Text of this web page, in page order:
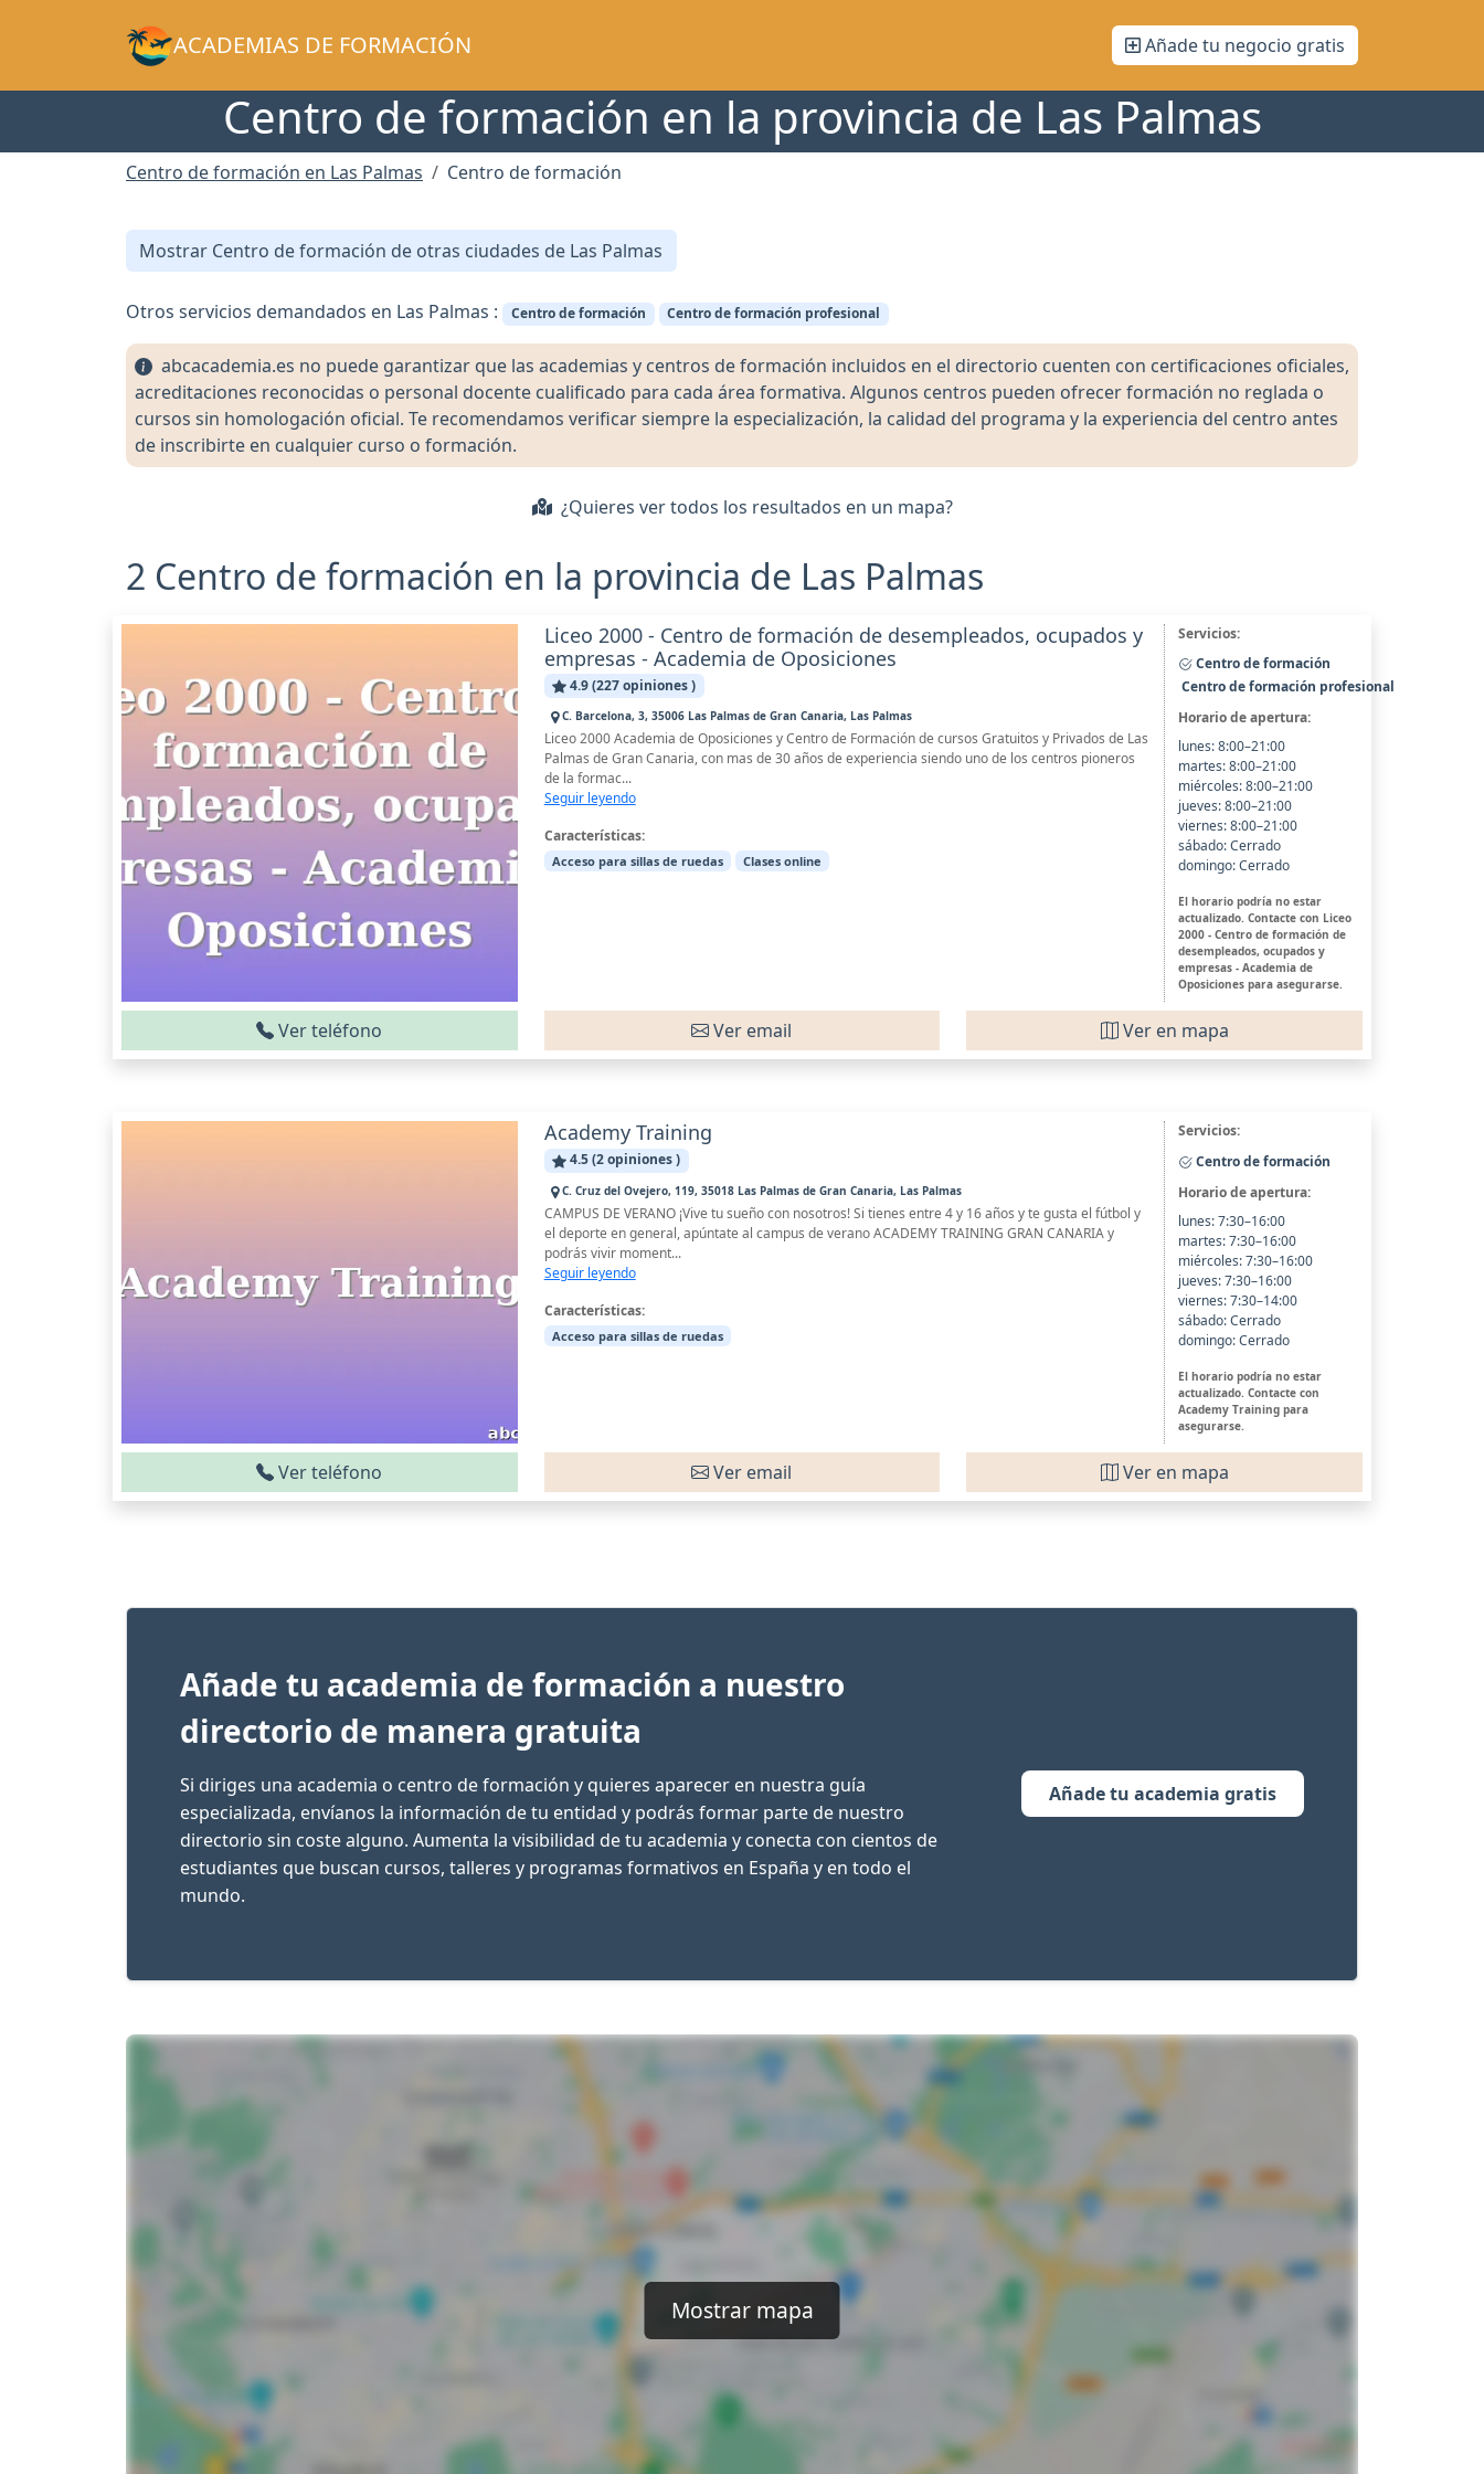
ACADEMIAS DE FORMACIÓN Añade tu negocio gratis
Centro de formación en la provincia de Las Palmas
Centro de formación en Las Palmas Centro de formación
Mostrar Centro de formación de otras ciudades de Las Palmas
Otros servicios demandados en Las Palmas : Centro de formación Centro de formación profesional
abcacademia.es no puede garantizar que las academias y centros de formación incluidos en el directorio cuenten con certificaciones oficiales,
acreditaciones reconocidas o personal docente cualificado para cada área formativa. Algunos centros pueden ofrecer formación no reglada o
cursos sin homologación oficial. Te recomendamos verificar siempre la especialización, la calidad del programa y la experiencia del centro antes
de inscribirte en cualquier curso o formación.
¿Quieres ver todos los resultados en un mapa?
2 Centro de formación en la provincia de Las Palmas
Liceo 2000 - Centro de formación de desempleados, ocupados y
empresas - Academia de Oposiciones
4.9 (227 opiniones )
C. Barcelona, 3, 35006 Las Palmas de Gran Canaria, Las Palmas
Liceo 2000 Academia de Oposiciones y Centro de Formación de cursos Gratuitos y Privados de Las
Palmas de Gran Canaria, con mas de 30 años de experiencia siendo uno de los centros pioneros
de la formac...
Seguir leyendo
Características:
Acceso para sillas de ruedas Clases online
Servicios:
Centro de formación
Centro de formación profesional
Horario de apertura:
lunes: 8:00–21:00
martes: 8:00–21:00
miércoles: 8:00–21:00
jueves: 8:00–21:00
viernes: 8:00–21:00
sábado: Cerrado
domingo: Cerrado
El horario podría no estar
actualizado. Contacte con Liceo
2000 - Centro de formación de
desempleados, ocupados y
empresas - Academia de
Oposiciones para asegurarse.
Ver teléfono Ver email Ver en mapa
Academy Training
4.5 (2 opiniones )
C. Cruz del Ovejero, 119, 35018 Las Palmas de Gran Canaria, Las Palmas
CAMPUS DE VERANO ¡Vive tu sueño con nosotros! Si tienes entre 4 y 16 años y te gusta el fútbol y
el deporte en general, apúntate al campus de verano ACADEMY TRAINING GRAN CANARIA y
podrás vivir moment...
Seguir leyendo
Características:
Acceso para sillas de ruedas
Servicios:
Centro de formación
Horario de apertura:
lunes: 7:30–16:00
martes: 7:30–16:00
miércoles: 7:30–16:00
jueves: 7:30–16:00
viernes: 7:30–14:00
sábado: Cerrado
domingo: Cerrado
El horario podría no estar
actualizado. Contacte con
Academy Training para
asegurarse.
Ver teléfono Ver email Ver en mapa
Añade tu academia de formación a nuestro
directorio de manera gratuita
Si diriges una academia o centro de formación y quieres aparecer en nuestra guía
especializada, envíanos la información de tu entidad y podrás formar parte de nuestro
directorio sin coste alguno. Aumenta la visibilidad de tu academia y conecta con cientos de
estudiantes que buscan cursos, talleres y programas formativos en España y en todo el
mundo.
Añade tu academia gratis
Mostrar mapa